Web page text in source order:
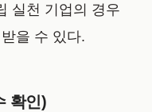
실천 기업의 경우
을 수 있다.
확인)